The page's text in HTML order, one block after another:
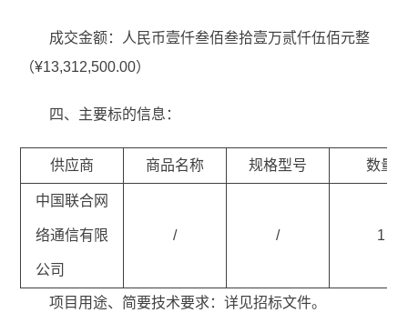
成交金额：人民币壹仟叁佰叁拾壹万贰仟伍佰元整
（¥13,312,500.00）
四、主要标的信息：
供应商 商品名称 规格型号 数量
中国联合网
络通信有限
公司
/ / 1
项目用途、简要技术要求：详见招标文件。